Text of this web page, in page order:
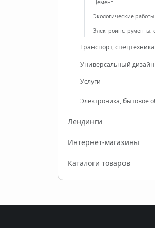
Цемент
Экологические работы
Транспорт, спецтехника
Универсальный дизайн
Услуги
Лендинги
Интернет-магазины
Каталоги товаров